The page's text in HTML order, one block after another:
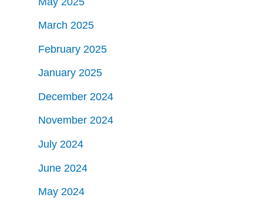
March 2025
February 2025
January 2025
December 2024
November 2024
July 2024
June 2024
May 2024